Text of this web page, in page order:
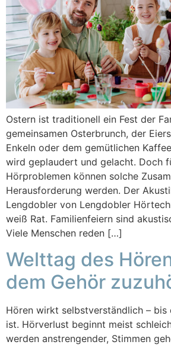
Ostern ist traditionell ein Fest der
gemeinsamen Osterbrunch, der
Enkeln oder dem gemütlichen
wird geplaudert und gelacht. Doch
Hörproblemen können solche
Herausforderung werden. Der
Lengdobler von Lengdobler
weiß Rat. Familienfeiern sind
Viele Menschen reden […]
Welttag des
dem Gehör
Hören wirkt selbstverständlich – bis
ist. Hörverlust beginnt meist
werden anstrengender, Stimmen